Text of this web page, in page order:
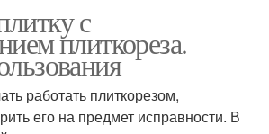
с
плиткореза.
работать плиткорезом,
его на предмет исправности. В